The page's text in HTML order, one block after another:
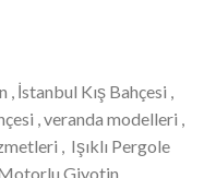
İstanbul Kış Bahçesi ,
, veranda modelleri ,
, Işıklı Pergole
Giyotin